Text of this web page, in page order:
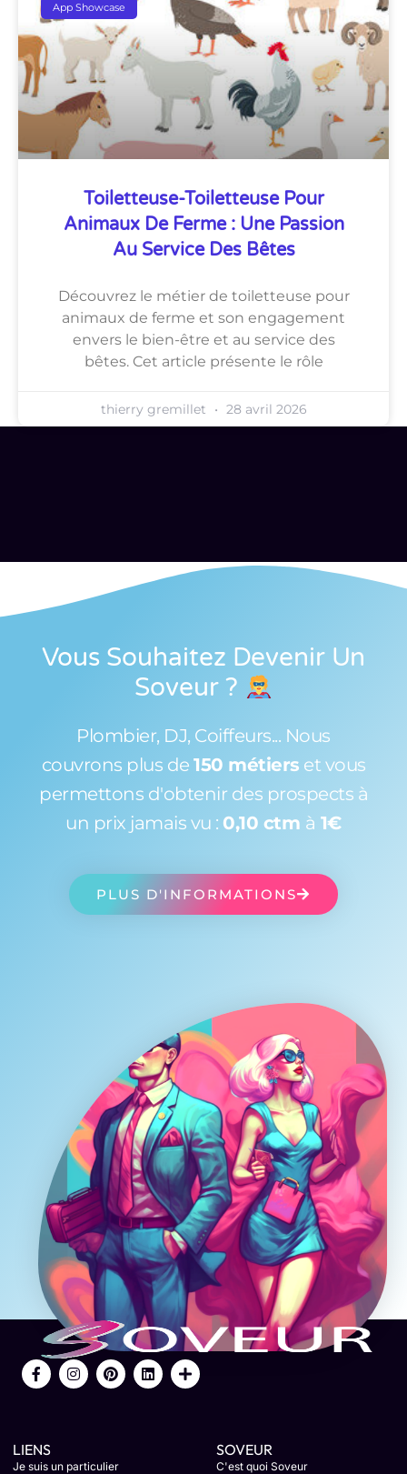
App Showcase
Toiletteuse-Toiletteuse Pour
Animaux De Ferme : Une Passion
Au Service Des Bêtes
Découvrez le métier de toiletteuse pour
animaux de ferme et son engagement
envers le bien-être et au service des
bêtes. Cet article présente le rôle
thierry gremillet 28 avril 2026
Vous Souhaitez Devenir Un
Soveur ?
Plombier, DJ, Coiffeurs... Nous
couvrons plus de 150 métiers et vous
permettons d'obtenir des prospects à
un prix jamais vu : 0,10 ctm à 1€
PLUS D'INFORMATIONS
LIENS
Je suis un particulier
SOVEUR
C'est quoi Soveur